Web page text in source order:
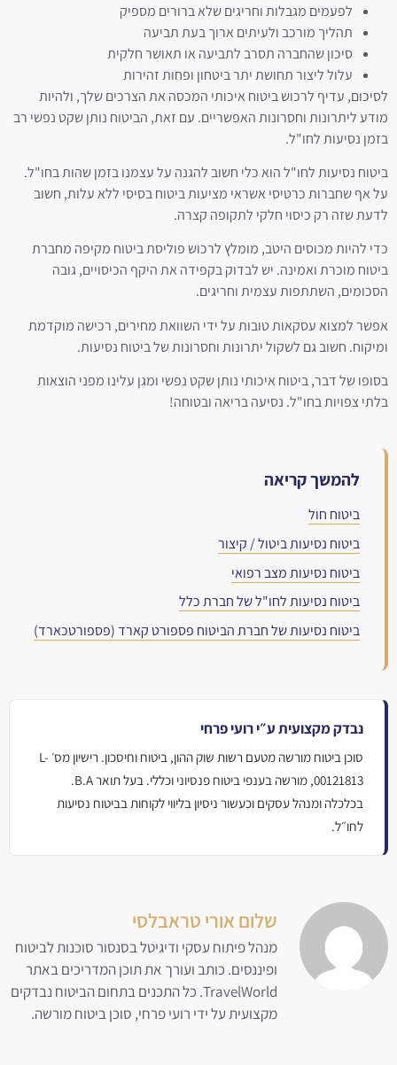
לפעמים מגבלות וחריגים שלא ברורים מספיק
תהליך מורכב ולעיתים ארוך בעת תביעה
סיכון שהחברה תסרב לתביעה או תאושר חלקית
עלול ליצור תחושת יתר ביטחון ופחות זהירות
לסיכום, עדיף לרכוש ביטוח איכותי המכסה את הצרכים שלך, ולהיות
מודע ליתרונות וחסרונות האפשריים. עם זאת, הביטוח נותן שקט נפשי רב
בזמן נסיעות לחו"ל.
ביטוח נסיעות לחו"ל הוא כלי חשוב להגנה על עצמנו בזמן שהות בחו"ל.
על אף שחברות כרטיסי אשראי מציעות ביטוח בסיסי ללא עלות, חשוב
לדעת שזה רק כיסוי חלקי לתקופה קצרה.
כדי להיות מכוסים היטב, מומלץ לרכוש פוליסת ביטוח מקיפה מחברת
ביטוח מוכרת ואמינה. יש לבדוק בקפידה את היקף הכיסויים, גובה
הסכומים, השתתפות עצמית וחריגים.
אפשר למצוא עסקאות טובות על ידי השוואת מחירים, רכישה מוקדמת
ומיקוח. חשוב גם לשקול יתרונות וחסרונות של ביטוח נסיעות.
בסופו של דבר, ביטוח איכותי נותן שקט נפשי ומגן עלינו מפני הוצאות
בלתי צפויות בחו"ל. נסיעה בריאה ובטוחה!
להמשך קריאה
ביטוח חול
ביטוח נסיעות ביטול / קיצור
ביטוח נסיעות מצב רפואי
ביטוח נסיעות לחו"ל של חברת כלל
ביטוח נסיעות של חברת הביטוח פספורט קארד (פספורטכארד)
נבדק מקצועית ע״י רועי פרחי
סוכן ביטוח מורשה מטעם רשות שוק ההון, ביטוח וחיסכון. רישיון מס׳ L-
00121813, מורשה בענפי ביטוח פנסיוני וכללי. בעל תואר B.A.
בכלכלה ומנהל עסקים וכעשור ניסיון בליווי לקוחות בביטוח נסיעות
לחו״ל.
שלום אורי טראבלסי
מנהל פיתוח עסקי ודיגיטל בסנסור סוכנות לביטוח
ופיננסים. כותב ועורך את תוכן המדריכים באתר
TravelWorld. כל התכנים בתחום הביטוח נבדקים
מקצועית על ידי רועי פרחי, סוכן ביטוח מורשה.